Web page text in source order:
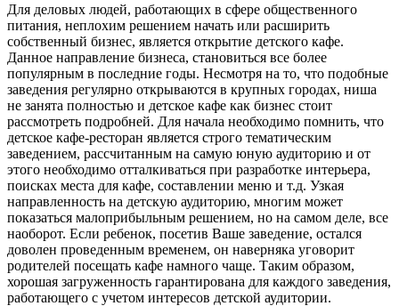
Для деловых людей, работающих в сфере общественного
питания, неплохим решением начать или расширить
собственный бизнес, является открытие детского кафе.
Данное направление бизнеса, становиться все более
популярным в последние годы. Несмотря на то, что подобные
заведения регулярно открываются в крупных городах, ниша
не занята полностью и детское кафе как бизнес стоит
рассмотреть подробней. Для начала необходимо помнить, что
детское кафе-ресторан является строго тематическим
заведением, рассчитанным на самую юную аудиторию и от
этого необходимо отталкиваться при разработке интерьера,
поисках места для кафе, составлении меню и т.д. Узкая
направленность на детскую аудиторию, многим может
показаться малоприбыльным решением, но на самом деле, все
наоборот. Если ребенок, посетив Ваше заведение, остался
доволен проведенным временем, он наверняка уговорит
родителей посещать кафе намного чаще. Таким образом,
хорошая загруженность гарантирована для каждого заведения,
работающего с учетом интересов детской аудитории.